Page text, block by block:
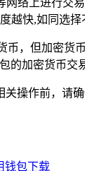
络上进行
越快,如同选择
，但加密货
的加密货币交
操作前，请
钱包下载